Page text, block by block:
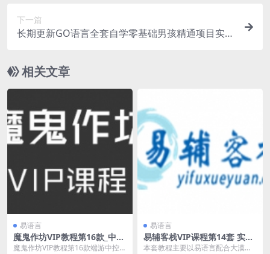
下一篇
长期更新GO语言全套自学零基础男孩精通项目实战
相关文章
易语言
魔鬼作坊VIP教程第16款_中控
台多线程多开自动化商业辅助
魔鬼作坊VIP教程第16款端游中控台
易语言
易辅客栈VIP课程第14套 实战
天涯明月刀视频教程
本套教程主要以易语言配合大漠插